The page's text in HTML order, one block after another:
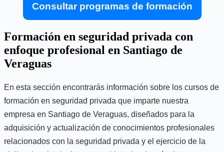
Consultar programas de formación
Formación en seguridad privada con
enfoque profesional en Santiago de
Veraguas
En esta sección encontrarás información sobre los cursos de
formación en seguridad privada que imparte nuestra
empresa en Santiago de Veraguas, diseñados para la
adquisición y actualización de conocimientos profesionales
relacionados con la seguridad privada y el ejercicio de la